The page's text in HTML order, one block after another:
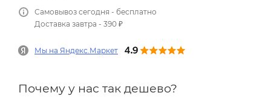
Самовывоз сегодня - бесплатно
Доставка завтра - 390 ₽
Мы на Яндекс.Маркет
Почему у нас так дешево?